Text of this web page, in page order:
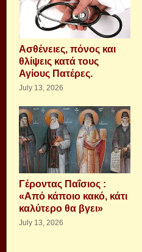
Aσθένειες, πόνος και
θλίψεις κατά τους
Αγίους Πατέρες.
July 13, 2026
Γέροντας Παΐσιος :
«Από κάποιο κακό, κάτι
καλύτερο θα βγει»
July 13, 2026